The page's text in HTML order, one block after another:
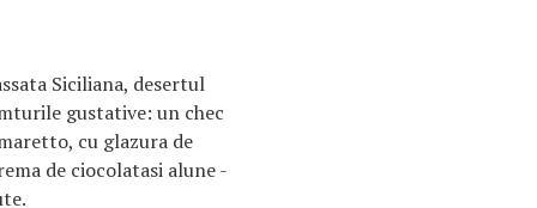
Siciliana, desertul
gustative: un chec
cu glazura de
de ciocolatasi alune -